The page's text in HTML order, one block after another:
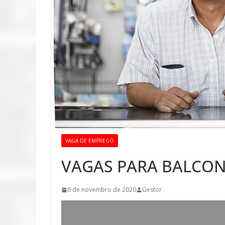
VAGA DE EMPREGO
VAGAS PARA
6 de novembro de 2020 Gestor